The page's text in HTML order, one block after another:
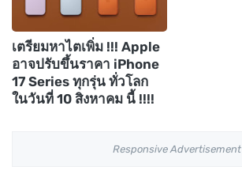
เตรียมหาไตเพิ่ม !!! Apple
อาจปรับขึ้นราคา iPhone
17 Series ทุกรุ่น ทั่วโลก
ในวันที่ 10 สิงหาคม นี้ !!!!
Responsive Advertisement